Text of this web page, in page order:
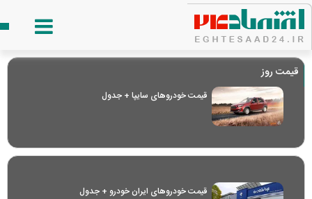
قیمت روز
قیمت خودرو‌های سایپا + جدول
قیمت خودرو‌های ایران خودرو + جدول